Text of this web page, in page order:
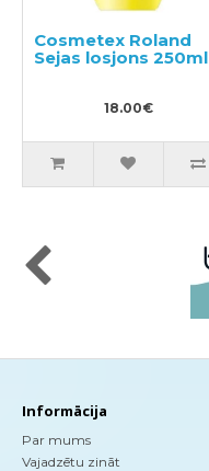
Cosmetex Roland
Sejas losjons 250ml
18.00€
Informācija
Par mums
Vajadzētu zināt